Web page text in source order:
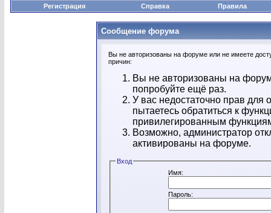
Регистрация Справка Правила
Сообщение форума
Вы не авторизованы на форуме или не имеете
причин:
Вы не авторизованы на
попробуйте ещё раз.
У вас недостаточно прав
пытаетесь обратиться к
привилегированным
Возможно, администратор
активированы на форуме.
Вход
Имя:
Пароль: